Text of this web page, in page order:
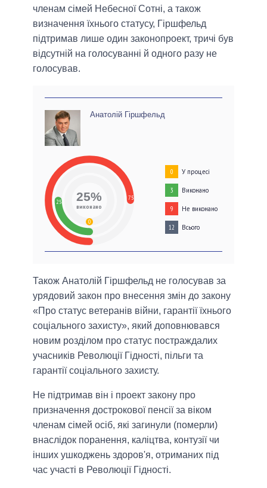
членам сімей Небесної Сотні, а також
визначення їхнього статусу, Гіршфельд
підтримав лише один законопроект, тричі був
відсутній на голосуванні й одного разу не
голосував.
Анатолій Гіршфельд
75
25
0
25%
виконано
0 У процесі
3 Виконано
9 Не виконано
12 Всього
Також Анатолій Гіршфельд не голосував за
урядовий закон про внесення змін до закону
«Про статус ветеранів війни, гарантії їхнього
соціального захисту», який доповнювався
новим розділом про статус постраждалих
учасників Революції Гідності, пільги та
гарантії соціального захисту.
Не підтримав він і проект закону про
призначення дострокової пенсії за віком
членам сімей осіб, які загинули (померли)
внаслідок поранення, каліцтва, контузії чи
інших ушкоджень здоров'я, отриманих під
час участі в Революції Гідності.